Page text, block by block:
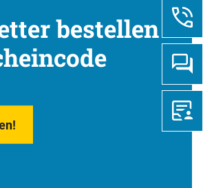
bestellen